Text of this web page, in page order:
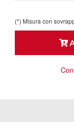
(*) Misura con